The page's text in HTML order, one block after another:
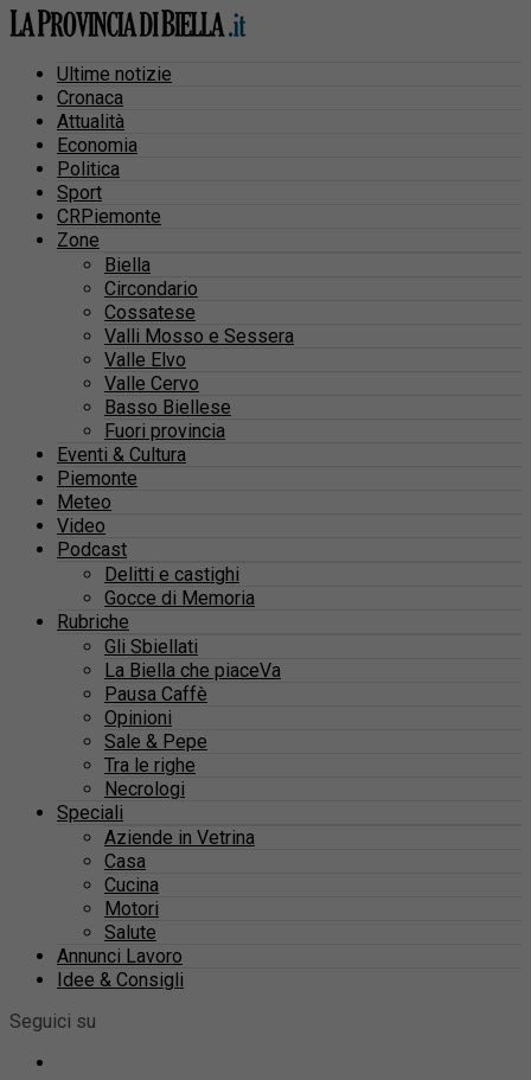
Ultime notizie
Cronaca
Attualità
Economia
Politica
Sport
CRPiemonte
Zone
Biella
Circondario
Cossatese
Valli Mosso e Sessera
Valle Elvo
Valle Cervo
Basso Biellese
Fuori provincia
Eventi & Cultura
Piemonte
Meteo
Video
Podcast
Delitti e castighi
Gocce di Memoria
Rubriche
Gli Sbiellati
La Biella che piaceVa
Pausa Caffè
Opinioni
Sale & Pepe
Tra le righe
Necrologi
Speciali
Aziende in Vetrina
Casa
Cucina
Motori
Salute
Annunci Lavoro
Idee & Consigli
Seguici su